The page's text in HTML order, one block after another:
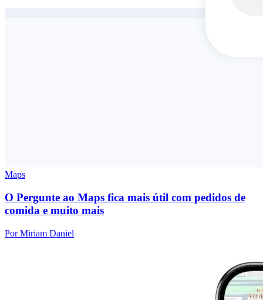
Maps
O Pergunte ao Maps fica mais útil com pedidos de
comida e muito mais
Por Miriam Daniel